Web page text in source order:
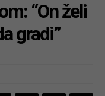
“On želi
gradi”